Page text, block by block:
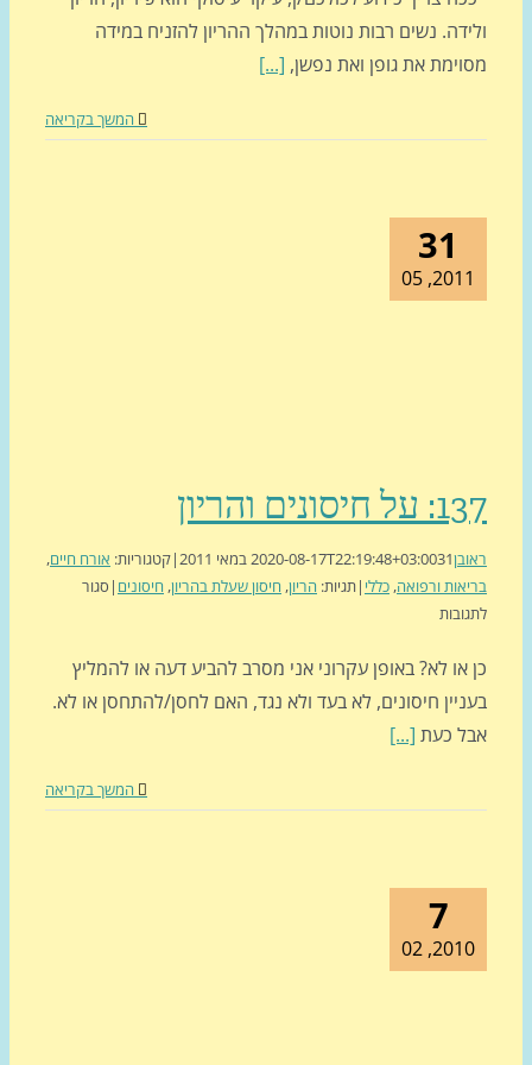
נשים רבות נוטות במהלך ההריון להזניח במידה
את גופן ואת נפשן,[...]
המשך בקריאה
2020-08-17T22:19:48+03:00
|קטגוריות:אורח חיים ,
ורפואה,כללי|תגיות:הריון,חיסון שעלת בהריון,חיסונים|סגור
על
חיסונים
או לא? באופן עקרוני אני מסרב להביע דעה או להמליץ
חיסונים, לא בעד ולא נגד, האם לחסן/להתחסן או לא.
כעת[...]
המשך בקריאה